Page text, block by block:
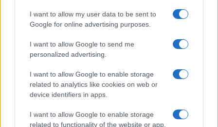
I want to allow my user data to be sent to
Google for online advertising purposes.
I want to allow Google to send me
personalized advertising.
I want to allow Google to enable storage
related to analytics like cookies on web or
device identifiers in apps.
I want to allow Google to enable storage
related to functionality of the website or app.